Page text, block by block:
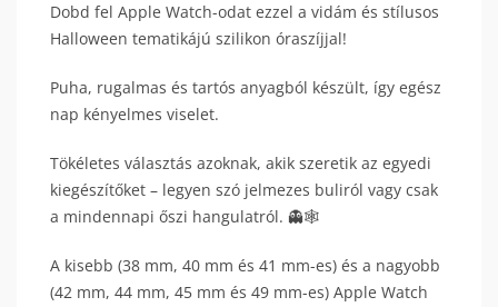
Dobd fel Apple Watch-odat ezzel a vidám és stílusos
Halloween tematikájú szilikon óraszíjjal!
Puha, rugalmas és tartós anyagból készült, így egész
nap kényelmes viselet.
Tökéletes választás azoknak, akik szeretik az egyedi
kiegészítőket – legyen szó jelmezes buliról vagy csak
a mindennapi őszi hangulatról. 👻🕸️
A kisebb (38 mm, 40 mm és 41 mm-es) és a nagyobb
(42 mm, 44 mm, 45 mm és 49 mm-es) Apple Watch